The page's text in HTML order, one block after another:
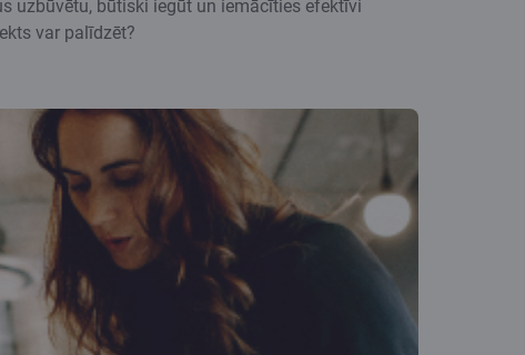
uzbūvētu, būtiski iegūt un iemācīties efektīvi
var palīdzēt?